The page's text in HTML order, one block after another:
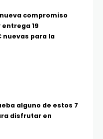
compromiso
19
nuevas para la
alguno de estos 7
disfrutar en